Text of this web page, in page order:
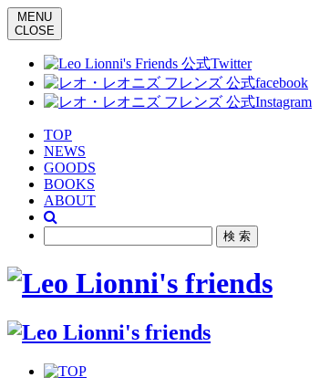
MENU
CLOSE
TOP
NEWS
GOODS
BOOKS
ABOUT